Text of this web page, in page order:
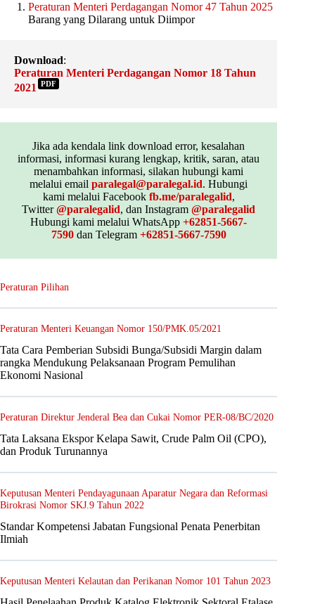
Peraturan Menteri Perdagangan Nomor 47 Tahun 2025
Barang yang Dilarang untuk Diimpor
Download:
Peraturan Menteri Perdagangan Nomor 18 Tahun
2021
PDF
Jika ada kendala link download error, kesalahan
informasi, informasi kurang lengkap, kritik, saran, atau
menambahkan informasi, silakan hubungi kami
melalui emailparalegal@paralegal.id. Hubungi
kami melalui Facebook fb.me/paralegalid,
Twitter@paralegalid, dan Instagram@paralegalid
Hubungi kami melalui WhatsApp+62851-5667-
7590dan Telegram +62851-5667-7590
Peraturan Pilihan
Peraturan Menteri Keuangan Nomor 150/PMK.05/2021
Tata Cara Pemberian Subsidi Bunga/Subsidi Margin dalam
rangka Mendukung Pelaksanaan Program Pemulihan
Ekonomi Nasional
Peraturan Direktur Jenderal Bea dan Cukai Nomor PER-08/BC/2020
Tata Laksana Ekspor Kelapa Sawit, Crude Palm Oil (CPO),
dan Produk Turunannya
Keputusan Menteri Pendayagunaan Aparatur Negara dan Reformasi
Birokrasi Nomor SKJ.9 Tahun 2022
Standar Kompetensi Jabatan Fungsional Penata Penerbitan
Ilmiah
Keputusan Menteri Kelautan dan Perikanan Nomor 101 Tahun 2023